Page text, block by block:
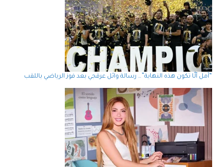
“آمل ألّا تكون هذه النهاية”… رسالة وائل عرقجي بعد فوز الرياضي باللقب